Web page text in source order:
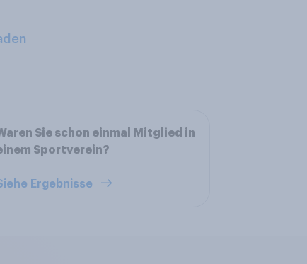
Sie schon einmal Mitglied in
Sportverein?
Ergebnisse